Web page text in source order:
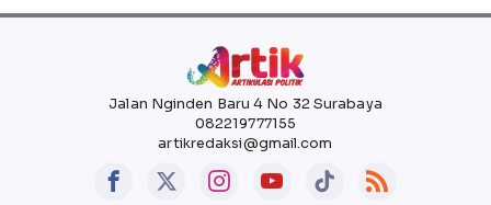
Jalan Nginden Baru 4 No 32 Surabaya
082219777155
artikredaksi@gmail.com